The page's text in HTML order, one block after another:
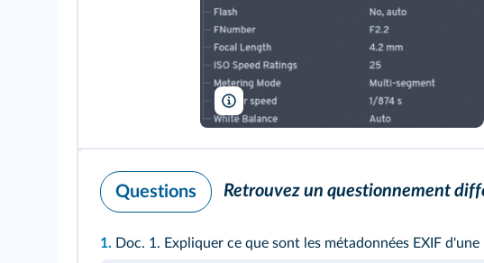
Lelivrescolaire.fr
Questions Retrouvez un questionnement
1. Doc. 1. Expliquer ce que sont les métadonnées EXIF